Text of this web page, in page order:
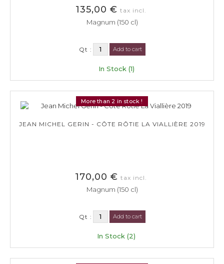
135,00 € tax incl.
Magnum (150 cl)
Qt : Add to cart
In Stock (1)
More than 2 in stock !
JEAN MICHEL GERIN - CÔTE RÔTIE LA VIALLIÈRE 2019
170,00 € tax incl.
Magnum (150 cl)
Qt : Add to cart
In Stock (2)